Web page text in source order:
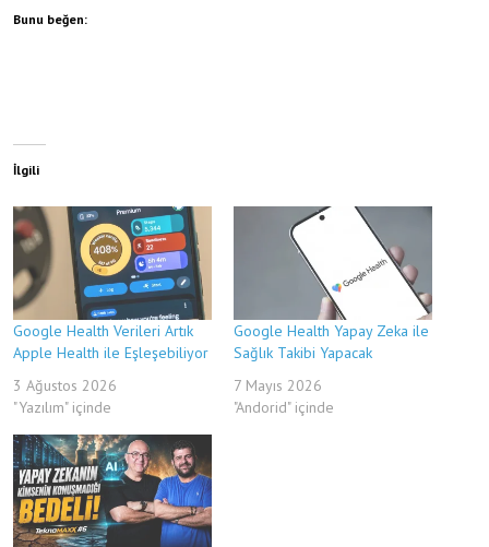
Bunu beğen:
İlgili
Google Health Verileri Artık
Apple Health ile Eşleşebiliyor
3 Ağustos 2026
"Yazılım" içinde
Google Health Yapay Zeka ile
Sağlık Takibi Yapacak
7 Mayıs 2026
"Andorid" içinde